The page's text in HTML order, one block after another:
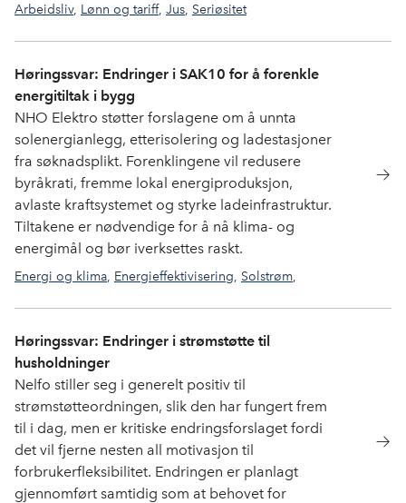
Arbeidsliv, Lønn og tariff, Jus, Seriøsitet
Høringssvar: Endringer i SAK10 for å forenkle
energitiltak i bygg
NHO Elektro støtter forslagene om å unnta
solenergianlegg, etterisolering og ladestasjoner
fra søknadsplikt. Forenklingene vil redusere
byråkrati, fremme lokal energiproduksjon,
avlaste kraftsystemet og styrke ladeinfrastruktur.
Tiltakene er nødvendige for å nå klima- og
energimål og bør iverksettes raskt.
Energi og klima, Energieffektivisering, Solstrøm,
Høringssvar: Endringer i strømstøtte til
husholdninger
Nelfo stiller seg i generelt positiv til
strømstøtteordningen, slik den har fungert frem
til i dag, men er kritiske endringsforslaget fordi
det vil fjerne nesten all motivasjon til
forbrukerfleksibilitet. Endringen er planlagt
gjennomført samtidig som at behovet for